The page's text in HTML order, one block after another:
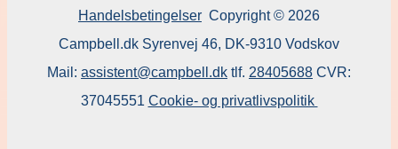
Handelsbetingelser Copyright © 2026
Campbell.dk Syrenvej 46, DK-9310 Vodskov
Mail: assistent@campbell.dk tlf. 28405688 CVR:
37045551 Cookie- og privatlivspolitik